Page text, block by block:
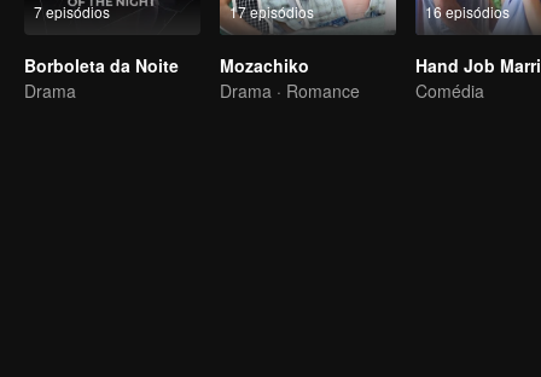
7 episódios
Borboleta da Noite
Drama
17 episódios
Mozachiko
Drama · Romance
16 episódios
Hand Job
Comédia